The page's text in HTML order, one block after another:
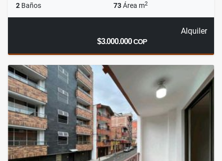
2 Baños 73Área m2
Alquiler
$3.000.000COP